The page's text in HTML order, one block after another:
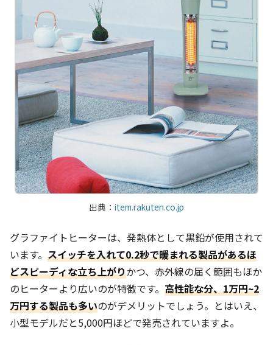
出典： item.rakuten.co.jp
グラファイトヒーターは、発熱体として黒鉛が使用されて
います。 スイッチを入れて0.2秒で暖まれる製品があるほ
どスピーディな立ち上がりかつ、赤外線の届く範囲もほか
のヒーターより広いのが特徴です。 高性能な分、1万円~2
万円する製品も多いのがデメリットでしょう。とはいえ、
小型モデルだと5,000円ほどで発売されていますよ。